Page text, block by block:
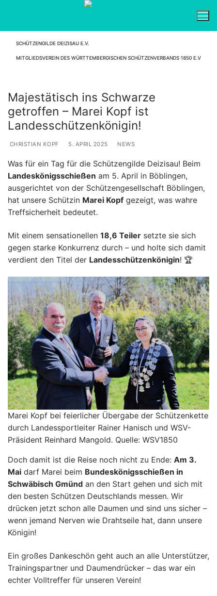
springen
Suchen nach:
SCHÜTZENGILDE DEIZISAU E.V.
MITGLIEDSVEREIN DES WÜRTTEMBERGISCHEN SCHÜTZENVERBANDS 1850 E.V
Majestätisch ins Schwarze
getroffen – Marei Kopf ist
Landesschützenkönigin!
CHRISTIAN KOPF 5. APRIL 2025 NEWS
Was für ein Tag für die Schützengilde Deizisau! Beim
Landeskönigsschießen am 5. April in Böblingen,
ausgerichtet von der Schützengesellschaft Böblingen,
hat unsere Schützin Marei Kopf gezeigt, was wahre
Treffsicherheit bedeutet.
Mit einem sensationellen 18,6 Teiler setzte sie sich
gegen starke Konkurrenz durch – und holte sich damit
verdient den Titel der Landesschützenkönigin! 🏆
Marei Kopf bei feierlicher Übergabe der Schützenkette
durch Landessportleiter Rainer Hanisch und WSV-
Präsident Reinhard Mangold. Quelle: WSV1850
Doch damit ist die Reise noch nicht zu Ende: Am 3.
Mai darf Marei beim Bundeskönigsschießen in
Schwäbisch Gmünd an den Start gehen und sich mit
den besten Schützen Deutschlands messen. Wir
drücken jetzt schon alle Daumen und sind uns sicher –
wenn jemand Nerven wie Drahtseile hat, dann unsere
Königin!
Ein großes Dankeschön geht auch an alle Unterstützer,
Trainingspartner und Daumendrücker – das war ein
echter Volltreffer für unseren Verein!